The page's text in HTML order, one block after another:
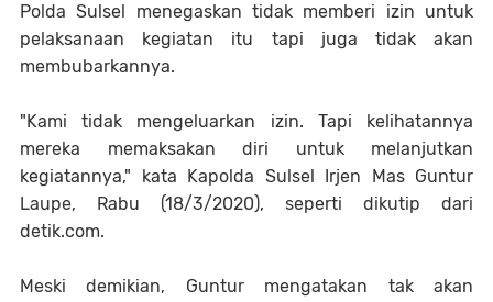
Polda Sulsel menegaskan tidak memberi izin untuk
pelaksanaan kegiatan itu tapi juga tidak akan
membubarkannya.
"Kami tidak mengeluarkan izin. Tapi kelihatannya
mereka memaksakan diri untuk melanjutkan
kegiatannya," kata Kapolda Sulsel Irjen Mas Guntur
Laupe, Rabu (18/3/2020), seperti dikutip dari
detik.com.
Meski demikian, Guntur mengatakan tak akan